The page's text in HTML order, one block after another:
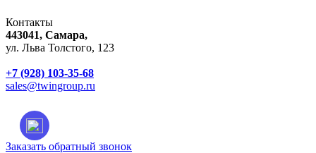
Контакты
443041, Самара,
ул. Льва Толстого, 123
+7 (928) 103-35-68
sales@twingroup.ru
Заказать обратный звонок